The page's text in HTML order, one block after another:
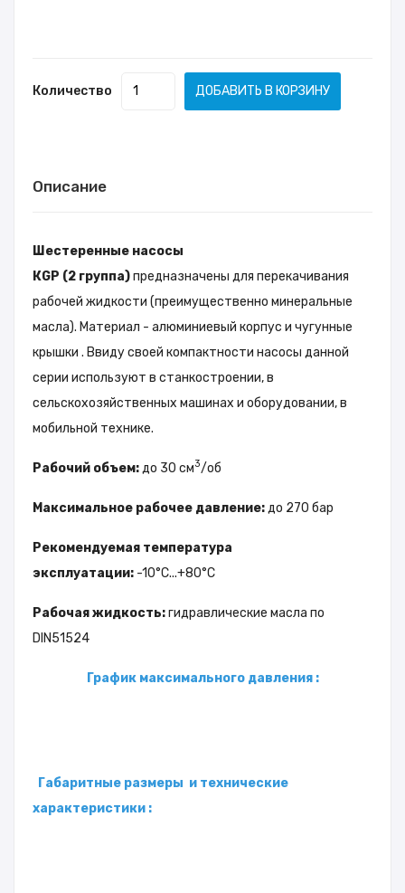
Количество ДОБАВИТЬ В КОРЗИНУ
Описание
Шестеренные насосы
КGP (2 группа)предназначены для перекачивания
рабочей жидкости (преимущественно минеральные
масла). Материал - алюминиевый корпус и чугунные
крышки . Ввиду своей компактности насосы данной
серии используют в станкостроении, в
сельскохозяйственных машинах и оборудовании, в
мобильной технике.
Рабочий объем:до 30 см3/об
Максимальное рабочее давление:до 270 бар
Рекомендуемая температура
эксплуатации: -10°С...+80°С
Рабочая жидкость:гидравлические масла по
DIN51524
График максимального давления :
Габаритные размеры и технические
характеристики :